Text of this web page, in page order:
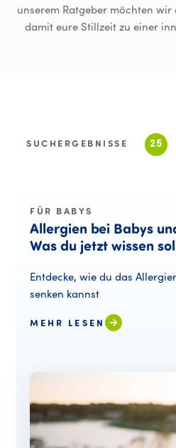
unserem Ratgeber möchten
damit eure Stillzeit zu einer
SUCHERGEBNISSE 25
FÜR BABYS
Allergien bei Babys
Was du jetzt wissen
Entdecke, wie du das
senken kannst
MEHR LESEN